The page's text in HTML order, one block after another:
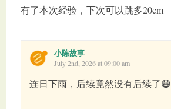
有了本次经验，下次可以跳多20cm
小陈故事
July 2nd, 2026 at 09:00 am
连日下雨，后续竟然没有后续了😷